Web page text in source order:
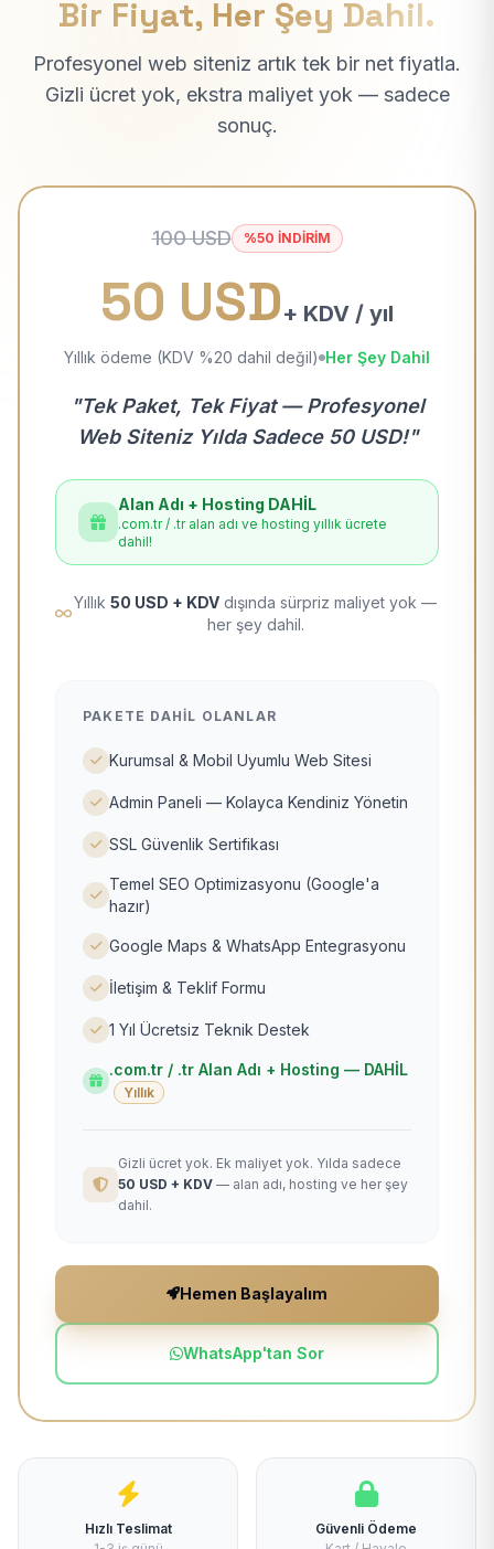
Bir Fiyat, Her Şey Dahil.
Profesyonel web siteniz artık tek bir net fiyatla.
Gizli ücret yok, ekstra maliyet yok — sadece
sonuç.
100 USD %50 İNDİRİM
50 USD+ KDV / yıl
Yıllık ödeme (KDV %20 dahil değil) Her Şey Dahil
"Tek Paket, Tek Fiyat — Profesyonel
Web Siteniz Yılda Sadece 50 USD!"
Alan Adı + Hosting DAHİL
.com.tr / .tr alan adı ve hosting yıllık ücrete
dahil!
Yıllık 50 USD + KDV dışında sürpriz maliyet yok —
her şey dahil.
PAKETE DAHIL OLANLAR
Kurumsal & Mobil Uyumlu Web Sitesi
Admin Paneli — Kolayca Kendiniz Yönetin
SSL Güvenlik Sertifikası
Temel SEO Optimizasyonu (Google'a
hazır)
Google Maps & WhatsApp Entegrasyonu
İletişim & Teklif Formu
1 Yıl Ücretsiz Teknik Destek
.com.tr / .tr Alan Adı + Hosting — DAHİL
Yıllık
Gizli ücret yok. Ek maliyet yok. Yılda sadece
50 USD + KDV — alan adı, hosting ve her şey
dahil.
Hemen Başlayalım
WhatsApp'tan Sor
Hızlı Teslimat
Güvenli Ödeme